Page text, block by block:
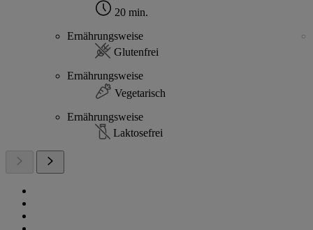
20 min.
Ernährungsweise
Glutenfrei
Ernährungsweise
Vegetarisch
Ernährungsweise
Laktosefrei